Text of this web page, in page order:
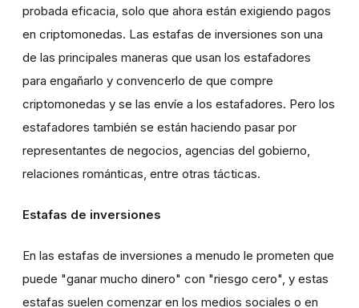
probada eficacia, solo que ahora están exigiendo pagos
en criptomonedas. Las estafas de inversiones son una
de las principales maneras que usan los estafadores
para engañarlo y convencerlo de que compre
criptomonedas y se las envíe a los estafadores. Pero los
estafadores también se están haciendo pasar por
representantes de negocios, agencias del gobierno,
relaciones románticas, entre otras tácticas.
Estafas de inversiones
En las estafas de inversiones a menudo le prometen que
puede "ganar mucho dinero" con "riesgo cero", y estas
estafas suelen comenzar en los medios sociales o en